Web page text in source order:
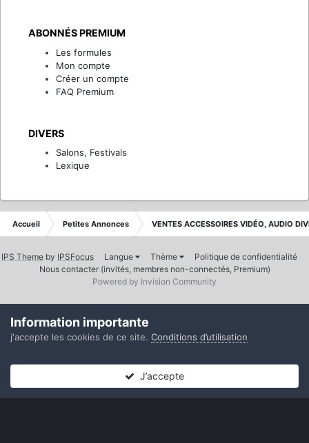
ABONNÉS PREMIUM
Les formules
Mon compte
Créer un compte
FAQ Premium
DIVERS
Salons, Festivals
Lexique
Accueil Petites Annonces VENTES ACCESSOIRES VIDÉO, AUDIO
IPS Theme by IPSFocus Langue Thème
Politique de confidentialité
Nous contacter (invités, membres non-connectés, Premium)
Powered by Invision Community
Information importante
j'accepte les cookies de ce site. Conditions d’utilisation
J’accepte